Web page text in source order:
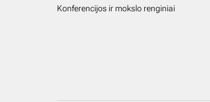
Konferencijos ir mokslo renginiai